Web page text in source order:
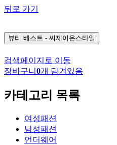
뒤로 가기
뷰티 베스트 - 씨제이온스타일
검색페이지로 이동
장바구니 0개 담겨있음
카테고리 목록
여성패션
남성패션
언더웨어